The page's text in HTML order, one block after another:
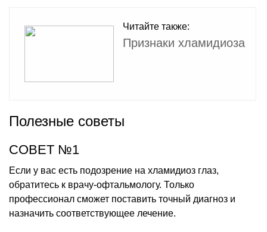
Читайте также:
Признаки хламидиоза
Полезные советы
СОВЕТ №1
Если у вас есть подозрение на хламидиоз глаз,
обратитесь к врачу-офтальмологу. Только
профессионал сможет поставить точный диагноз и
назначить соответствующее лечение.